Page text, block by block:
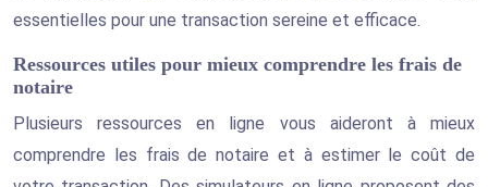
essentielles pour une transaction sereine et efficace.
Ressources utiles pour mieux comprendre les frais de
notaire
Plusieurs ressources en ligne vous aideront à mieux
comprendre les frais de notaire et à estimer le coût de